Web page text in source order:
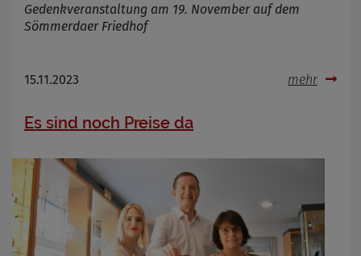
Gedenkveranstaltung am 19. November auf dem
Sömmerdaer Friedhof
15.11.2023 mehr
Es sind noch Preise da